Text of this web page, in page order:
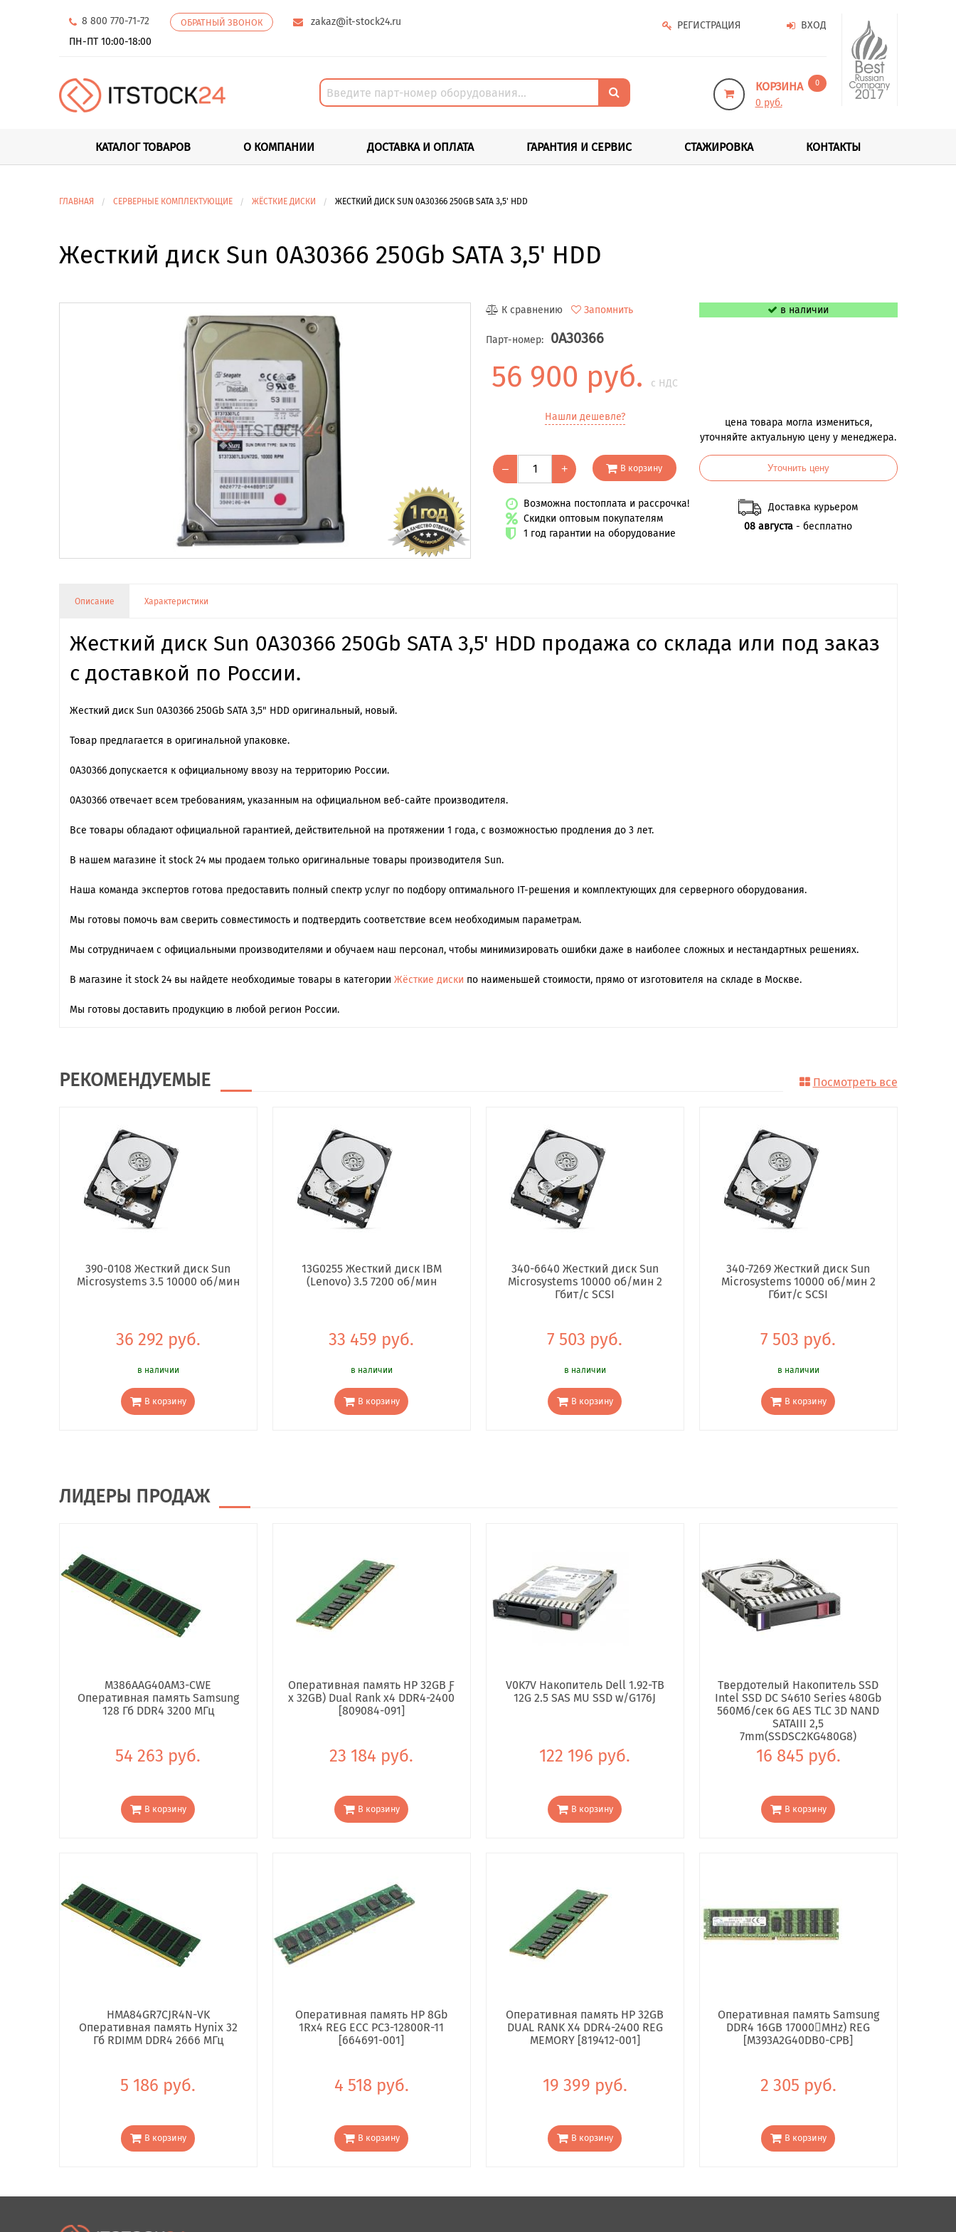
8 800 770-71-72 ОБРАТНЫЙ ЗВОНОК
zakaz@it-stock24.ru
ПН-ПТ 10:00-18:00
ВХОД
РЕГИСТРАЦИЯ
КОРЗИНА 0
0 руб.
КАТАЛОГ ТОВАРОВ О КОМПАНИИ ДОСТАВКА И ОПЛАТА ГАРАНТИЯ И СЕРВИС СТАЖИРОВКА КОНТАКТЫ
ГЛАВНАЯ СЕРВЕРНЫЕ КОМПЛЕКТУЮЩИЕ ЖЁСТКИЕ ДИСКИ ЖЕСТКИЙ ДИСК SUN 0A30366 250GB SATA 3,5' HDD
Жесткий диск Sun 0A30366 250Gb SATA 3,5' HDD
К сравнению Запомнить
Парт-номер: 0A30366
56 900 руб. с НДС
Нашли дешевле?
– + В корзину
Возможна постоплата и рассрочка!
Скидки оптовым покупателям
1 год гарантии на оборудование
в наличии
цена товара могла измениться,
уточняйте актуальную цену у менеджера.
Уточнить цену
Доставка курьером
08 августа - бесплатно
Описание Характеристики
Жесткий диск Sun 0A30366 250Gb SATA 3,5' HDD продажа со склада или под заказ
с доставкой по России.
Жесткий диск Sun 0A30366 250Gb SATA 3,5" HDD оригинальный, новый.
Товар предлагается в оригинальной упаковке.
0A30366 допускается к официальному ввозу на территорию России.
0A30366 отвечает всем требованиям, указанным на официальном веб-сайте производителя.
Все товары обладают официальной гарантией, действительной на протяжении 1 года, с возможностью продления до 3 лет.
В нашем магазине it stock 24 мы продаем только оригинальные товары производителя Sun.
Наша команда экспертов готова предоставить полный спектр услуг по подбору оптимального IT-решения и комплектующих для серверного оборудования.
Мы готовы помочь вам сверить совместимость и подтвердить соответствие всем необходимым параметрам.
Мы сотрудничаем с официальными производителями и обучаем наш персонал, чтобы минимизировать ошибки даже в наиболее сложных и нестандартных решениях.
В магазине it stock 24 вы найдете необходимые товары в категории Жёсткие диски по наименьшей стоимости, прямо от изготовителя на складе в Москве.
Мы готовы доставить продукцию в любой регион России.
РЕКОМЕНДУЕМЫЕ Посмотреть все
390-0108 Жесткий диск Sun
Microsystems 3.5 10000 об/мин
36 292 руб.
в наличии
В корзину
13G0255 Жесткий диск IBM
(Lenovo) 3.5 7200 об/мин
33 459 руб.
в наличии
В корзину
340-6640 Жесткий диск Sun
Microsystems 10000 об/мин 2
Гбит/с SCSI
7 503 руб.
в наличии
В корзину
340-7269 Жесткий диск Sun
Microsystems 10000 об/мин 2
Гбит/с SCSI
7 503 руб.
в наличии
В корзину
ЛИДЕРЫ ПРОДАЖ
M386AAG40AM3-CWE
Оперативная память Samsung
128 Гб DDR4 3200 МГц
54 263 руб.
В корзину
Оперативная память HP 32GB Ƒ
x 32GB) Dual Rank x4 DDR4-2400
[809084-091]
23 184 руб.
В корзину
V0K7V Накопитель Dell 1.92-TB
12G 2.5 SAS MU SSD w/G176J
122 196 руб.
В корзину
Твердотелый Накопитель SSD
Intel SSD DC S4610 Series 480Gb
560Мб/сек 6G AES TLC 3D NAND
SATAIII 2,5
7mm(SSDSC2KG480G8)
16 845 руб.
В корзину
HMA84GR7CJR4N-VK
Оперативная память Hynix 32
Гб RDIMM DDR4 2666 МГц
5 186 руб.
В корзину
Оперативная память HP 8Gb
1Rx4 REG ECC PC3-12800R-11
[664691-001]
4 518 руб.
В корзину
Оперативная память HP 32GB
DUAL RANK X4 DDR4-2400 REG
MEMORY [819412-001]
19 399 руб.
В корзину
Оперативная память Samsung
DDR4 16GB 17000񢋕MHz) REG
[M393A2G40DB0-CPB]
2 305 руб.
В корзину